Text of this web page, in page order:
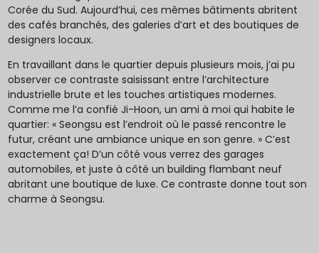
Corée du Sud. Aujourd’hui, ces mêmes bâtiments abritent
des cafés branchés, des galeries d’art et des boutiques de
designers locaux.
En travaillant dans le quartier depuis plusieurs mois, j’ai pu
observer ce contraste saisissant entre l’architecture
industrielle brute et les touches artistiques modernes.
Comme me l’a confié Ji-Hoon, un ami à moi qui habite le
quartier: « Seongsu est l’endroit où le passé rencontre le
futur, créant une ambiance unique en son genre. » C’est
exactement ça! D’un côté vous verrez des garages
automobiles, et juste à côté un building flambant neuf
abritant une boutique de luxe. Ce contraste donne tout son
charme à Seongsu.